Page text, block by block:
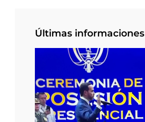
Últimas informaciones